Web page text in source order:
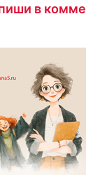
в